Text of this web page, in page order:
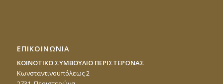
ΕΠΙΚΟΙΝΩΝΙΑ
ΚΟΙΝΟΤΙΚΟ ΣΥΜΒΟΥΛΙΟ ΠΕΡΙΣΤΕΡΩΝΑΣ
Κωνσταντινουπόλεως 2